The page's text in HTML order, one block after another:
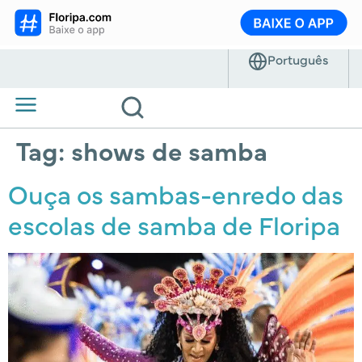
Tag: shows de samba
Ouça os sambas-enredo das
escolas de samba de Floripa